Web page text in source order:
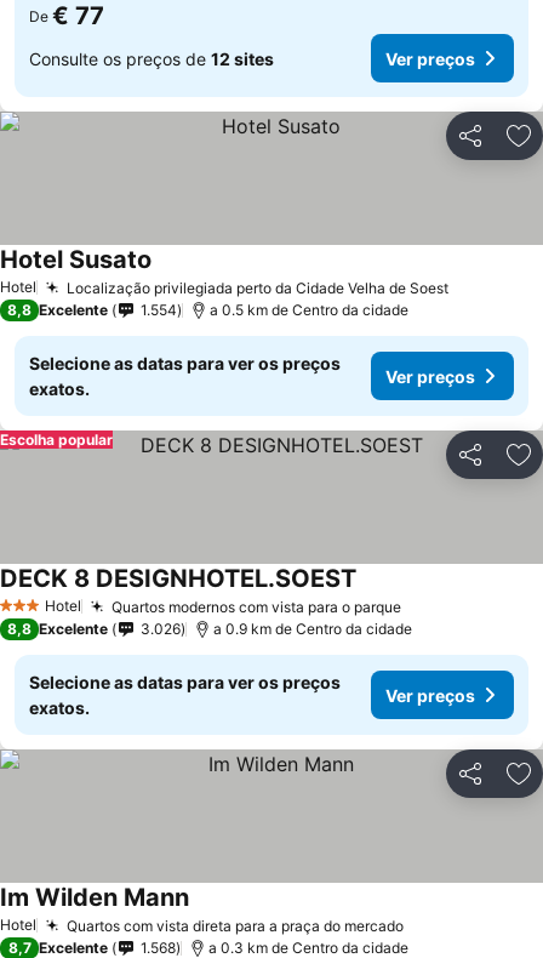
De € 77
Consulte os preços de 12 sites Ver preços
Partilhar
Hotel Localização privilegiada perto da Cidade Velha de Soest
Hotel Susato
8,8 Excelente 1.554 a 0.5 km de Centro da cidade
Selecione as datas para ver os preços
exatos.
Ver preços
Partilhar
Escolha popular
3 EstrelasHotel Quartos modernos com vista para o parque
DECK 8 DESIGNHOTEL.SOEST
8,8 Excelente 3.026 a 0.9 km de Centro da cidade
Selecione as datas para ver os preços
exatos.
Ver preços
Partilhar
Hotel Quartos com vista direta para a praça do mercado
Im Wilden Mann
8,7 Excelente 1.568 a 0.3 km de Centro da cidade